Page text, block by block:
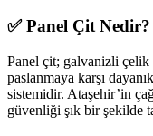
✅Panel Çit Nedir?
Panel çit; galvanizli çelik
paslanmaya karşı
sistemidir. Ataşehir’in
güvenliği şık bir şekilde